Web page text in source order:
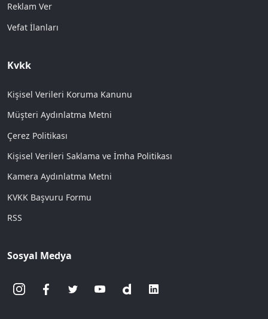
Reklam Ver
Vefat İlanları
Kvkk
Kişisel Verileri Koruma Kanunu
Müşteri Aydınlatma Metni
Çerez Politikası
Kişisel Verileri Saklama ve İmha Politikası
Kamera Aydınlatma Metni
KVKK Başvuru Formu
RSS
Sosyal Medya